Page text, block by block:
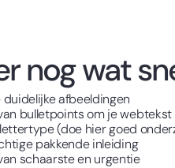
nog wat
afbeeldingen
bulletpoints om je
(doe hier goed
pakkende inleiding
schaarste en urgentie